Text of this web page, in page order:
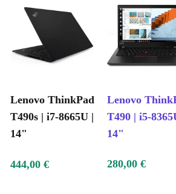
Lenovo ThinkPad
T490s | i7-8665U |
14"
Lenovo
T490 | i5-
14"
444,00 € 280,00 €